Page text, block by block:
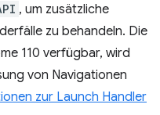
, um zusätzliche
zu behandeln. Die
110 verfügbar, wird
von Navigationen
zur Launch Handler